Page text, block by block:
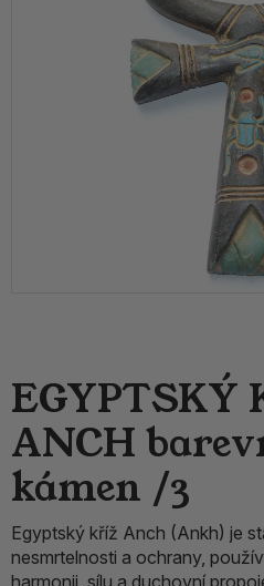
EGYPTSKÝ
ANCH
kámen /3
Egyptský kříž Anch (Ankh) je
nesmrtelnosti a ochrany,